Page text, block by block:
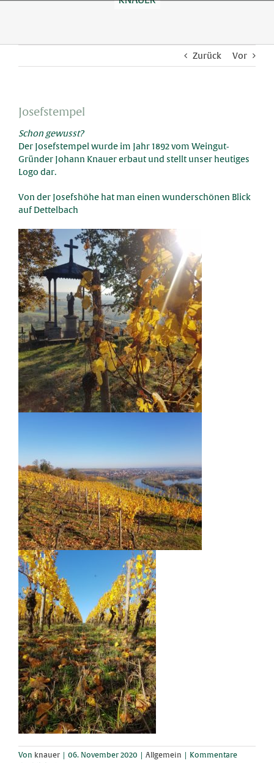
Zurück Vor
Josefstempel
Schon gewusst?
Der Josefstempel wurde im Jahr 1892 vom Weingut-
Gründer Johann Knauer erbaut und stellt unser heutiges
Logo dar.
Von der Josefshöhe hat man einen wunderschönen Blick
auf Dettelbach
Von knauer 06. November 2020 Allgemein
Kommentare